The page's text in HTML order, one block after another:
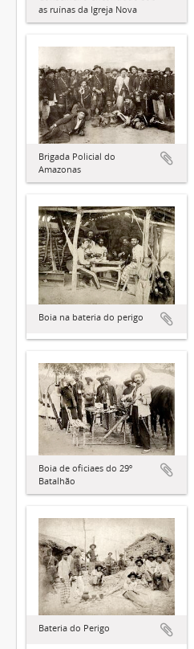
as ruínas da Igreja Nova
Brigada Policial do
Amazonas
Boia na bateria do perigo
Boia de oficiaes do 29º
Batalhão
Bateria do Perigo